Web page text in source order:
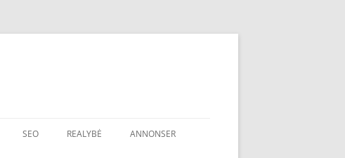
SEO REALYBĖ ANNONSER